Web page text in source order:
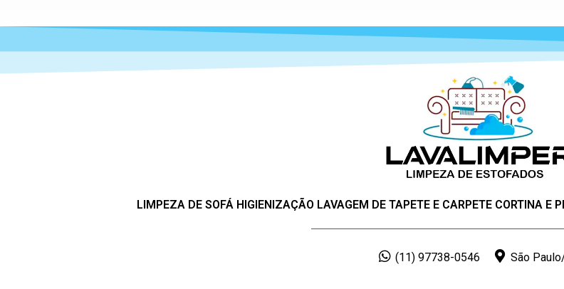
LIMPEZA DE SOFÁ HIGIENIZAÇÃO LAVAGEM DE TAPETE E CARPETE CORTINA E
(11) 97738-0546 São